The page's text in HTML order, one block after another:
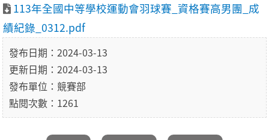
113年全國中等學校運動會羽球賽_資格賽高男團_成
績紀錄_0312.pdf
發布日期：2024-03-13
更新日期：2024-03-13
發布單位：競賽部
點閱次數：1261